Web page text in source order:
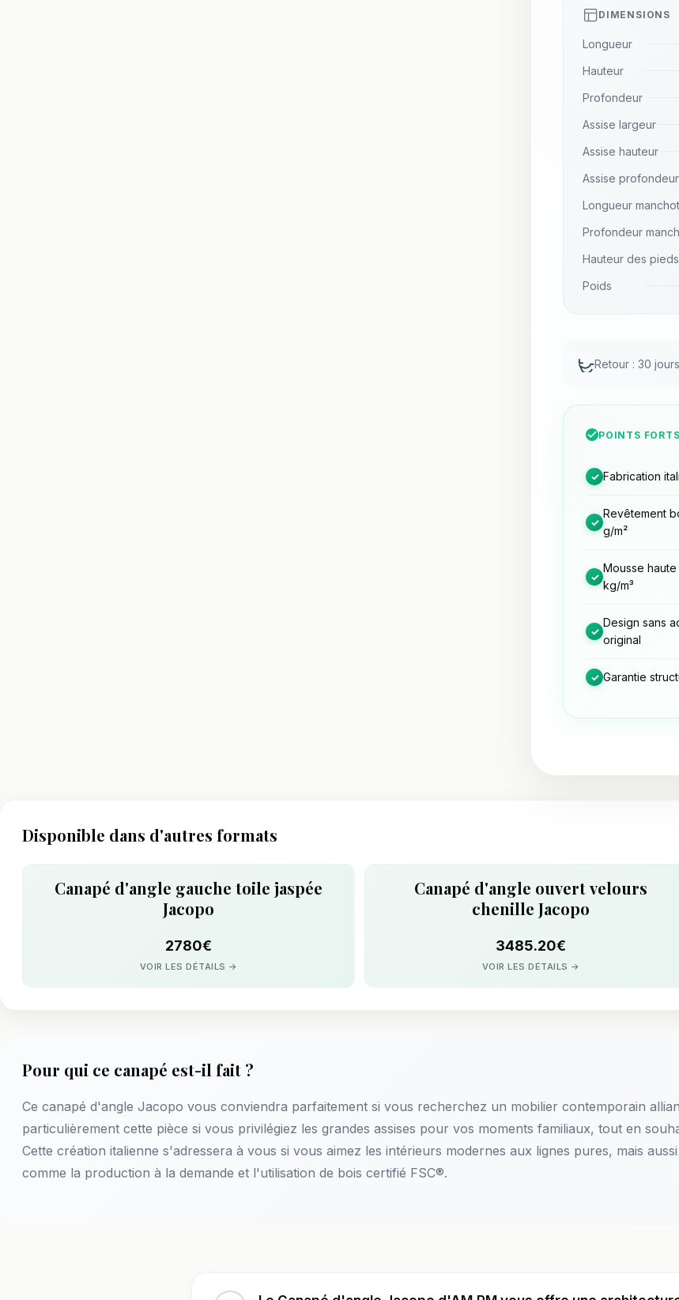
DIMENSIONS
Longueur
Hauteur
Profondeur
Assise largeur
Assise hauteur
Assise profondeur
Longueur manchot
Profondeur
Hauteur des pieds
Poids
Retour : 30
POINTS FORTS
✓ Fabrication
✓
Revêtement
g/m²
✓
Mousse
kg/m³
✓
Design sans
original
✓ Garantie
Disponible dans d'autres formats
Canapé d'angle gauche toile jaspée
Jacopo
2780€
VOIR LES DÉTAILS →
Canapé d'angle ouvert velours
chenille Jacopo
3485.20€
VOIR LES DÉTAILS →
Pour qui ce canapé est-il fait ?
Ce canapé d'angle Jacopo vous conviendra parfaitement si vous recherchez un mobilier contemporain
particulièrement cette pièce si vous privilégiez les grandes assises pour vos moments familiaux, tout en
Cette création italienne s'adressera à vous si vous aimez les intérieurs modernes aux lignes pures, mais
comme la production à la demande et l'utilisation de bois certifié FSC®.